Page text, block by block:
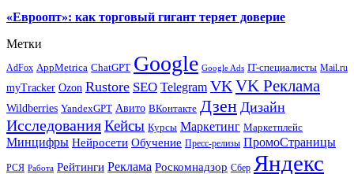
«Евроопт»: как торговый гигант теряет доверие
Метки
AdFox AppMetrica ChatGPT Google Google Ads IT-специалисты Mail.ru
myTracker Ozon Rustore SEO Telegram VKVK Реклама
Wildberries YandexGPT Авито ВКонтакте Дзен Дизайн
ИсследованияКейсы Курсы Маркетинг Маркетплейс
Минцифры Нейросети Обучение Пресс-релизы ПромоСтраницы
РСЯ Работа Рейтинги Реклама Роскомнадзор Сбер Яндекс